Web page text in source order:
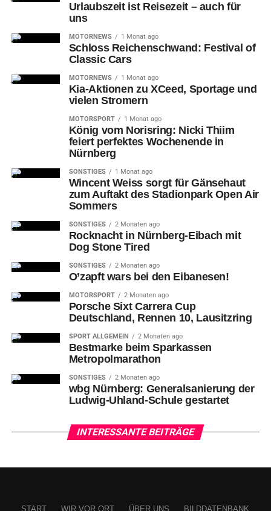
Urlaubszeit ist Reisezeit – auch für
uns
MOTORNEWS 1 Monat ago
Schloss Reichenschwand: Festival of
Classic Cars
MOTORNEWS 1 Monat ago
Kia-Aktionen zu XCeed, Sportage und
vielen Stromern
MOTORSPORT 1 Monat ago
König vom Norisring: Nicki Thiim
feiert perfektes Wochenende in
Nürnberg
SONSTIGES 1 Monat ago
Wincent Weiss sorgt für Gänsehaut
zum Auftakt des Stadionpark Open Air
Sommers
SONSTIGES 2 Monaten ago
Rocknacht in Nürnberg-Eibach mit
Dog Stone Tired
SONSTIGES 2 Monaten ago
O’zapft wars bei den Eibanesen!
MOTORSPORT 2 Monaten ago
Porsche Sixt Carrera Cup
Deutschland, Rennen 10, Lausitzring
SPORT ALLGEMEIN 2 Monaten ago
Bestmarke beim Sparkassen
Metropolmarathon
SONSTIGES 2 Monaten ago
wbg Nürnberg: Generalsanierung der
Ludwig-Uhland-Schule gestartet
INTERESSANTE BEITRÄGE
START WIR VOR ORT ÜBER UNS BILDDATENBANK